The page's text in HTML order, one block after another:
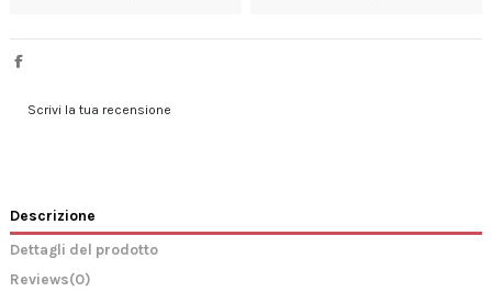
Scrivi la tua recensione
Descrizione
Dettagli del prodotto
Reviews(0)